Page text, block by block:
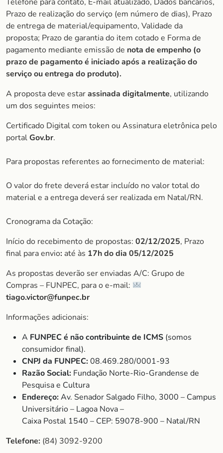
Prazo de realização do serviço (em número de dias), Prazo
de entrega de material/equipamento, Validade da
proposta; Prazo de garantia do item cotado e Forma de
pagamento mediante emissão de nota de empenho (o
prazo de pagamento é iniciado após a realização do
serviço ou entrega do produto).
A proposta deve estarassinada digitalmente, utilizando
um dos seguintes meios:
Certificado Digital com token ou Assinatura eletrônica pelo
portalGov.br.
Para propostas referentes ao fornecimento de material:
O valor do frete deverá estar incluído no valor total do
material e a entrega deverá ser realizada em Natal/RN.
Cronograma da Cotação:
Início do recebimento de propostas: 02/12/2025, Prazo
final para envio: até às 17h do dia 05/12/2025
As propostas deverão ser enviadas A/C: Grupo de
Compras – FUNPEC, para o e-mail:
tiago.victor@funpec.br
Informações adicionais:
A FUNPEC é não contribuinte de ICMS (somos
consumidor final).
CNPJ da FUNPEC:08.469.280/0001-93
Razão Social: Fundação Norte-Rio-Grandense de
Pesquisa e Cultura
Endereço:Av. Senador Salgado Filho, 3000 – Campus
Universitário – Lagoa Nova –
Caixa Postal 1540 – CEP: 59078-900 – Natal/RN
Telefone: (84) 3092-9200